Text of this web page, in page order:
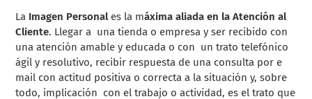
La Imagen Personal es la máxima aliada en la Atención al
Cliente. Llegar a una tienda o empresa y ser recibido con
una atención amable y educada o con un trato telefónico
ágil y resolutivo, recibir respuesta de una consulta por e
mail con actitud positiva o correcta a la situación y, sobre
todo, implicación con el trabajo o actividad, es el trato que